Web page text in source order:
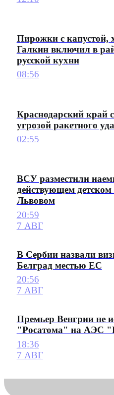
Пирожки с капустой,
Галкин включил в
русской кухни
08:56
Краснодарский край
угрозой ракетного
02:55
ВСУ разместили
действующем детском
Львовом
20:59
7 АВГ
В Сербии назвали
Белград местью ЕС
20:56
7 АВГ
Премьер Венгрии не
"Росатома" на АЭС
18:36
7 АВГ